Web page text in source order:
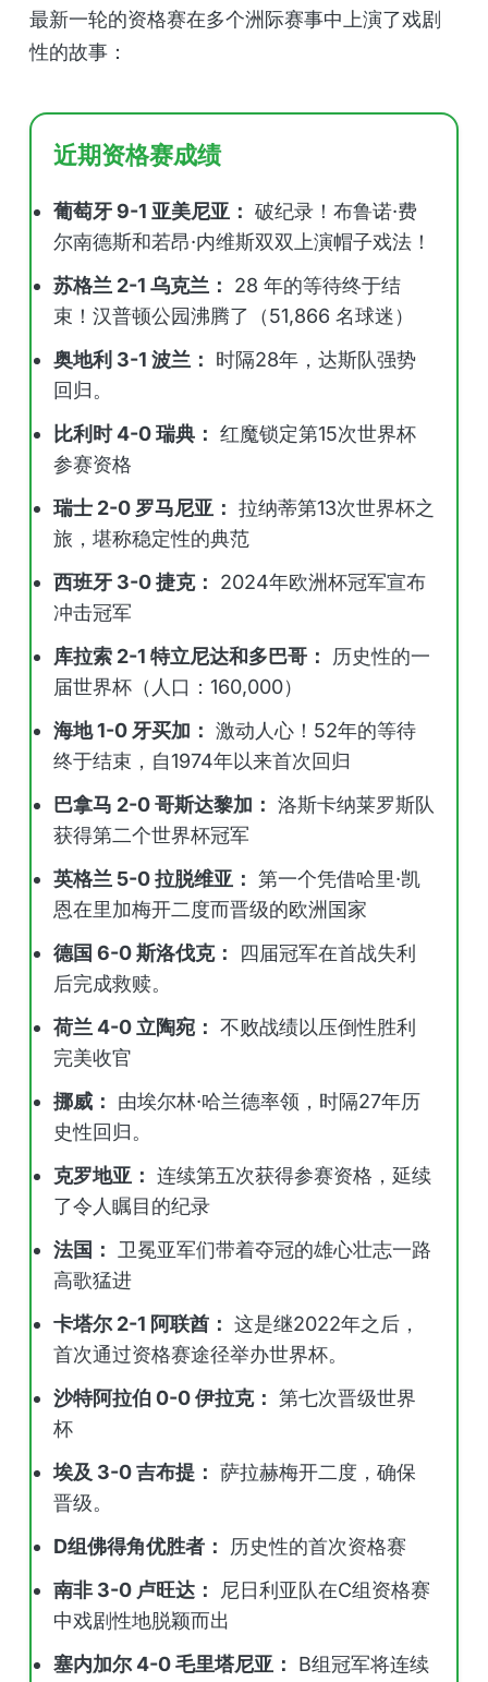
最新一轮的资格赛在多个洲际赛事中上演了戏剧
性的故事：
近期资格赛成绩
葡萄牙 9-1 亚美尼亚： 破纪录！布鲁诺·费
尔南德斯和若昂·内维斯双双上演帽子戏法！
苏格兰 2-1 乌克兰：
28 年的等待终于结
束！汉普顿公园沸腾了（51,866 名球迷）
奥地利 3-1 波兰：
时隔28年，达斯队强势
回归。
比利时 4-0 瑞典： 红魔锁定第15次世界杯
参赛资格
瑞士 2-0 罗马尼亚： 拉纳蒂第13次世界杯之
旅，堪称稳定性的典范
西班牙 3-0 捷克：
2024年欧洲杯冠军宣布
冲击冠军
库拉索 2-1 特立尼达和多巴哥：
历史性的一
届世界杯（人口：160,000）
海地 1-0 牙买加： 激动人心！52年的等待
终于结束，自1974年以来首次回归
巴拿马 2-0 哥斯达黎加： 洛斯卡纳莱罗斯队
获得第二个世界杯冠军
英格兰 5-0 拉脱维亚： 第一个凭借哈里·凯
恩在里加梅开二度而晋级的欧洲国家
德国 6-0 斯洛伐克：
四届冠军在首战失利
后完成救赎。
荷兰 4-0 立陶宛： 不败战绩以压倒性胜利
完美收官
挪威：
由埃尔林·哈兰德率领，时隔27年历
史性回归。
克罗地亚： 连续第五次获得参赛资格，延续
了令人瞩目的纪录
法国：
卫冕亚军们带着夺冠的雄心壮志一路
高歌猛进
卡塔尔 2-1 阿联酋： 这是继2022年之后，
首次通过资格赛途径举办世界杯。
沙特阿拉伯 0-0 伊拉克： 第七次晋级世界
杯
埃及 3-0 吉布提： 萨拉赫梅开二度，确保
晋级。
D组佛得角优胜者：
历史性的首次资格赛
南非 3-0 卢旺达：
尼日利亚队在C组资格赛
中戏剧性地脱颖而出
塞内加尔 4-0 毛里塔尼亚：
B组冠军将连续